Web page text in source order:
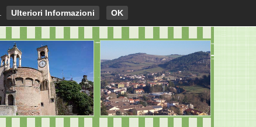
Ulteriori Informazioni OK